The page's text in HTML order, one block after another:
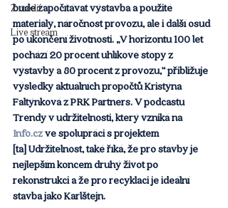
Z médií
Live stream
bude započítávat výstavba a použité
materiály, náročnost provozu, ale i další osud
po ukončení životnosti. „V horizontu 100 let
pochází 20 procent uhlíkové stopy z
výstavby a 80 procent z provozu,“ přibližuje
výsledky aktuálních propočtů Kristýna
Faltýnková z PRK Partners. V podcastu
Trendy v udržitelnosti, který vzniká na
Info.cz ve spolupráci s projektem
[ta] Udržitelnost, také říká, že pro stavby je
nejlepším koncem druhý život po
rekonstrukci a že pro recyklaci je ideální
stavba jako Karlštejn.